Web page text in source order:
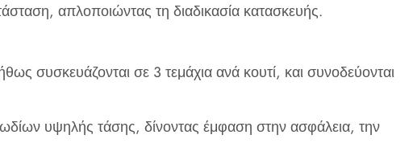
απλοποιώντας τη διαδικασία κατασκευής.
συσκευάζονται σε 3 τεμάχια ανά κουτί, και συνοδεύονται
υψηλής τάσης, δίνοντας έμφαση στην ασφάλεια, την